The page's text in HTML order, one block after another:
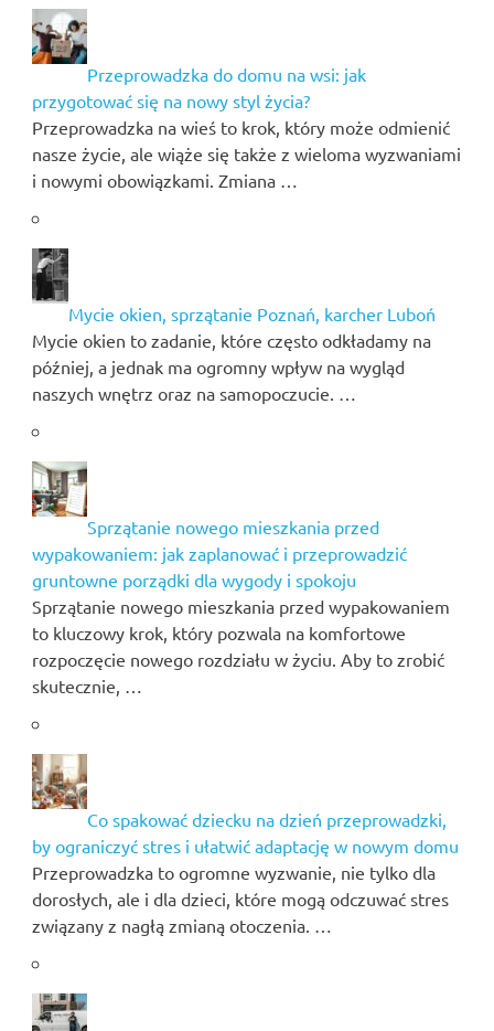
Przeprowadzka do domu na wsi: jak
przygotować się na nowy styl życia?
Przeprowadzka na wieś to krok, który może odmienić
nasze życie, ale wiąże się także z wieloma wyzwaniami
i nowymi obowiązkami. Zmiana …
Mycie okien, sprzątanie Poznań, karcher Luboń
Mycie okien to zadanie, które często odkładamy na
później, a jednak ma ogromny wpływ na wygląd
naszych wnętrz oraz na samopoczucie. …
Sprzątanie nowego mieszkania przed
wypakowaniem: jak zaplanować i przeprowadzić
gruntowne porządki dla wygody i spokoju
Sprzątanie nowego mieszkania przed wypakowaniem
to kluczowy krok, który pozwala na komfortowe
rozpoczęcie nowego rozdziału w życiu. Aby to zrobić
skutecznie, …
Co spakować dziecku na dzień przeprowadzki,
by ograniczyć stres i ułatwić adaptację w nowym domu
Przeprowadzka to ogromne wyzwanie, nie tylko dla
dorosłych, ale i dla dzieci, które mogą odczuwać stres
związany z nagłą zmianą otoczenia. …